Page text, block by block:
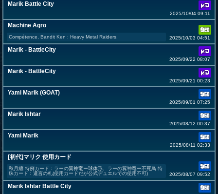
Marik Battle City
2025/10/04 09:11
Machine Agro
Compétence, Bandit Ken : Heavy Metal Raiders. 2025/10/03 04:51
Marik - BattleCity
2025/09/22 08:07
Marik - BattleCity
2025/09/21 00:23
Yami Marik (GOAT)
2025/09/01 07:25
Marik Ishtar
2025/08/12 00:37
Yami Marik
2025/08/11 02:33
[初代]マリク 使用カード
秋月纏 特例カード：ラーの翼神竜ー球体形、ラーの翼神竜ー不死鳥 特
殊カード：遺言の札(使用カードだが公式デュエルでの使用不可)
2025/08/07 09:52
Marik Ishtar Battle City